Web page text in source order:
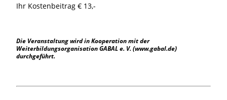
Ihr Kostenbeitrag € 13,-
Die Veranstaltung wird in Kooperation mit der
Weiterbildungsorganisation GABAL e. V. (www.gabal.de)
durchgeführt.